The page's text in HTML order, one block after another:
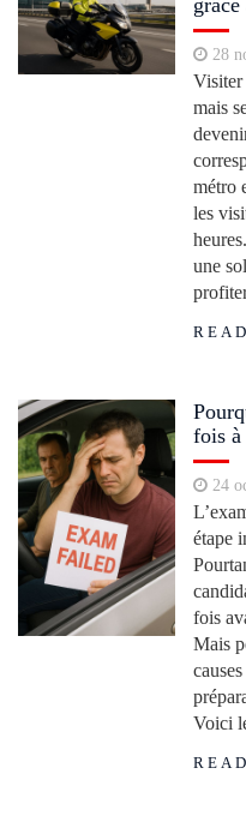
28
Visiter
mais
métro
les
une
fois à
24
étape
fois
Mais
Voici